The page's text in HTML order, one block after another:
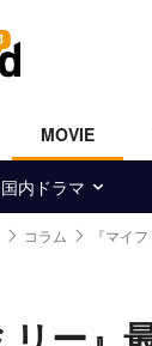
MOVIE
国内ドラマ
コラム 『マイ